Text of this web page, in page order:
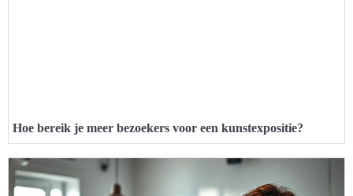
Hoe bereik je meer bezoekers voor een kunstexpositie?